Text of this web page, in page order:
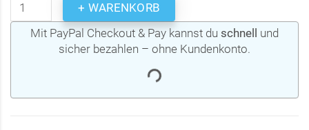
+ WARENKORB
Mit PayPal Checkout & Pay kannst du schnell
und
sicher bezahlen – ohne Kundenkonto.